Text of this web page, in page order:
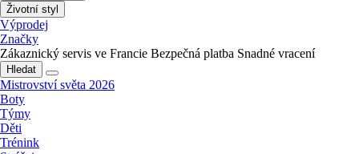
Životní styl
Výprodej
Značky
Zákaznický servis ve Francie Bezpečná platba Snadné vracení
Hledat
Mistrovství světa 2026
Boty
Týmy
Děti
Trénink